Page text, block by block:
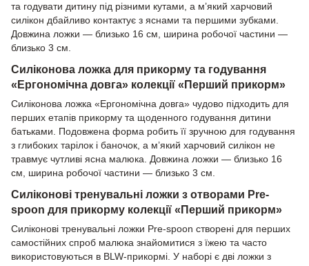
та годувати дитину під різними кутами, а м’який харчовий
силікон дбайливо контактує з яснами та першими зубками.
Довжина ложки — близько 16 см, ширина робочої частини —
близько 3 см.
Силіконова ложка для прикорму та годування
«Ергономічна довга» колекції «Перший прикорм»
Силіконова ложка «Ергономічна довга» чудово підходить для
перших етапів прикорму та щоденного годування дитини
батьками. Подовжена форма робить її зручною для годування
з глибоких тарілок і баночок, а м’який харчовий силікон не
травмує чутливі ясна малюка. Довжина ложки — близько 16
см, ширина робочої частини — близько 3 см.
Силіконові тренувальні ложки з отворами Pre-
spoon для прикорму колекції «Перший прикорм»
Силіконові тренувальні ложки Pre-spoon створені для перших
самостійних спроб малюка знайомитися з їжею та часто
використовуються в BLW-прикормі. У наборі є дві ложки з